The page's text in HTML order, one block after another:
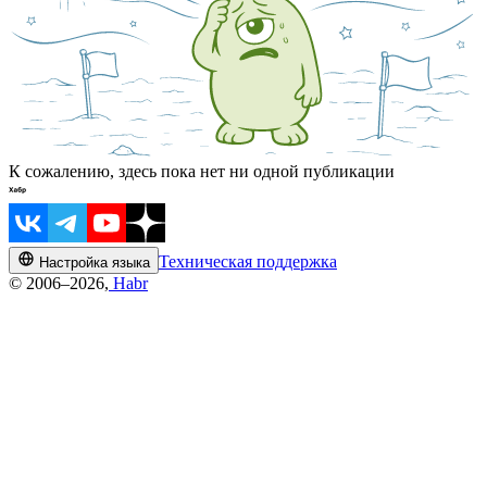
К сожалению, здесь пока нет ни одной публикации
Настройка языка Техническая поддержка
© 2006–2026, Habr